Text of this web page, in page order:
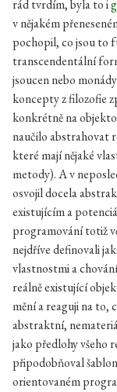
rád tvrdím, byla to i
v nějakém
pochopil, co jsou to
transcendentální
jsoucen nebo
koncepty z filozofie
konkrétně na
naučilo abstrahovat
které mají nějaké
metody). A v
osvojil docela
existujícím a
programování totiž
nejdříve definovali
vlastnostmi a
reálně existující
mění a reaguji na to,
abstraktní,
jako předlohy všeho
připodobňoval
orientovaném